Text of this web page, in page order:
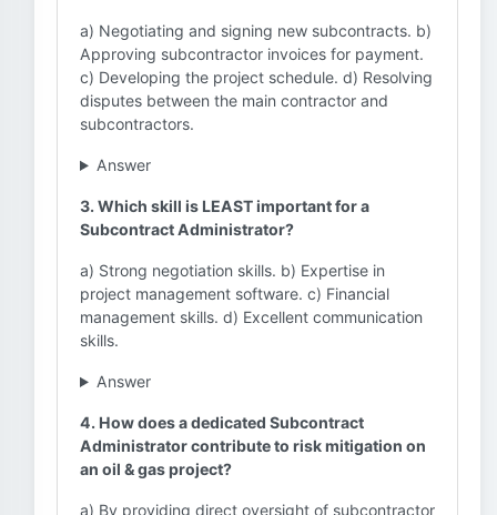
a) Negotiating and signing new subcontracts. b)
Approving subcontractor invoices for payment.
c) Developing the project schedule. d) Resolving
disputes between the main contractor and
subcontractors.
Answer
3. Which skill is LEAST important for a
Subcontract Administrator?
a) Strong negotiation skills. b) Expertise in
project management software. c) Financial
management skills. d) Excellent communication
skills.
Answer
4. How does a dedicated Subcontract
Administrator contribute to risk mitigation on
an oil & gas project?
a) By providing direct oversight of subcontractor